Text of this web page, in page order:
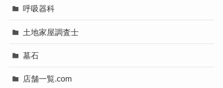
呼吸器科
土地家屋調査士
墓石
店舗一覧.com